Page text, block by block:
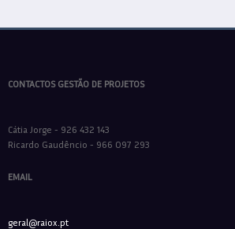
CONTACTOS GESTÃO DE PROJETOS
Cátia Jorge - 926 432 143
Ricardo Gaudêncio - 966 097 293
EMAIL
geral@raiox.pt